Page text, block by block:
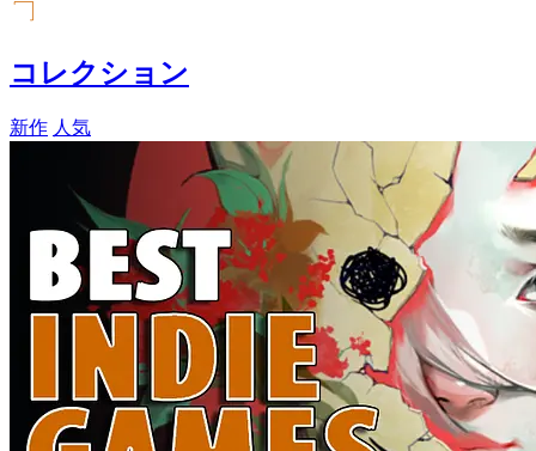
コレクション
新作 人気